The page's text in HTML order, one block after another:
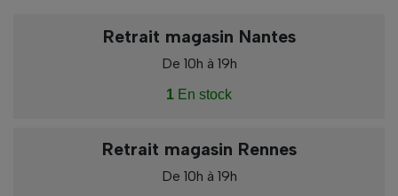
Retrait magasin Nantes
De 10h à 19h
1 En stock
Retrait magasin Rennes
De 10h à 19h